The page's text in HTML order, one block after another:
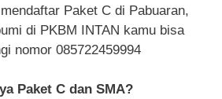
Paket C di Pabuaran,
di PKBM INTAN kamu bisa
nomor 085722459994
Paket C dan SMA?